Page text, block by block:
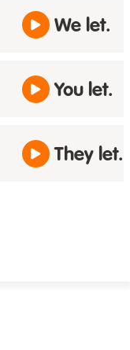
We let.
You let.
They let.